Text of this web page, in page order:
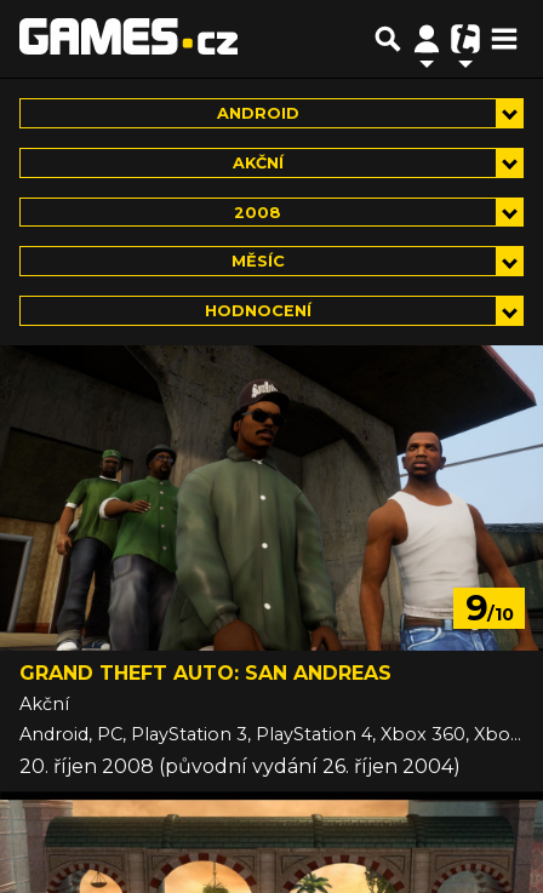
ANDROID
AKČNÍ
2008
MĚSÍC
HODNOCENÍ
9/10
GRAND THEFT AUTO: SAN ANDREAS
Akční
Android, PC, PlayStation 3, PlayStation 4, Xbox 360, Xbox One, iOS
20. říjen 2008 (původní vydání 26. říjen 2004)